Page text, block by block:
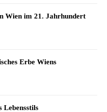
Wien im 21. Jahrhundert
Erbe Wiens
Lebensstils